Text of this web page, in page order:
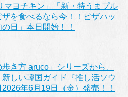
マヨチキン」「新・特うまプル
ザを食べるなら今！！ピザハッ
の日」本日開始！！
歩き方 aruco」シリーズから、
新しい韓国ガイド『推し活ソウ
2026年6月19日（金）発売！！